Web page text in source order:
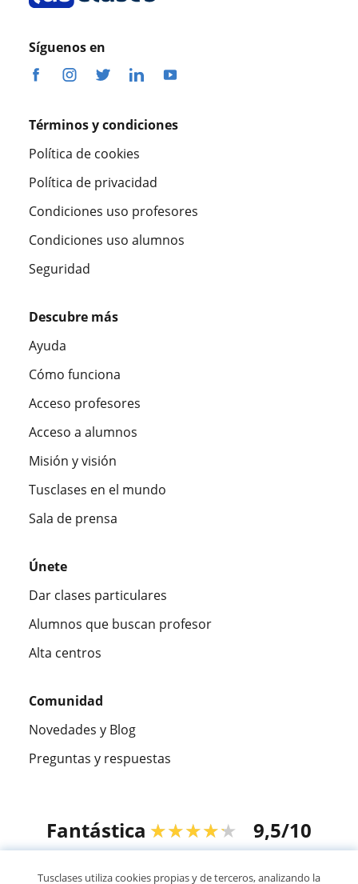
Síguenos en
Términos y condiciones
Política de cookies
Política de privacidad
Condiciones uso profesores
Condiciones uso alumnos
Seguridad
Descubre más
Ayuda
Cómo funciona
Acceso profesores
Acceso a alumnos
Misión y visión
Tusclases en el mundo
Sala de prensa
Únete
Dar clases particulares
Alumnos que buscan profesor
Alta centros
Comunidad
Novedades y Blog
Preguntas y respuestas
Fantástica ★★★★★ 9,5/10
Tusclases utiliza cookies propias y de terceros, analizando la